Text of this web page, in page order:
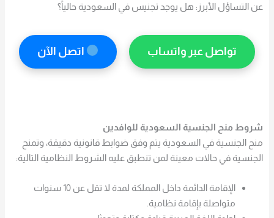
عن التساؤل الأبرز: هل يوجد تجنيس في السعودية حالياً؟
تواصل عبر واتساب اتصل الآن
شروط منح الجنسية السعودية للوافدين
منح الجنسية في السعودية يتم وفق ضوابط قانونية دقيقة، وتمنح
الجنسية في حالات معينة لمن تنطبق عليه الشروط النظامية التالية:
الإقامة الدائمة داخل المملكة لمدة لا تقل عن 10 سنوات
متواصلة بإقامة نظامية.